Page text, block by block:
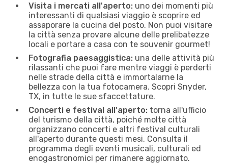
Visita i mercati all'aperto: uno dei momenti più
interessanti di qualsiasi viaggio è scoprire ed
assaporare la cucina del posto. Non puoi visitare
la città senza provare alcune delle prelibatezze
locali e portare a casa con te souvenir gourmet!
Fotografia paesaggistica: una delle attività più
rilassanti che puoi fare mentre viaggi è perderti
nelle strade della città e immortalarne la
bellezza con la tua fotocamera. Scopri Snyder,
TX, in tutte le sue sfaccettature.
Concerti e festival all'aperto: torna all'ufficio
del turismo della città, poiché molte città
organizzano concerti e altri festival culturali
all'aperto durante questi mesi. Consulta il
programma degli eventi musicali, culturali ed
enogastronomici per rimanere aggiornato.